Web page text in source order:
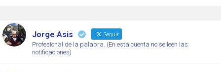
Jorge Asis Seguir
Profesional de la palabra. (En esta cuenta no se leen las
notificaciones)